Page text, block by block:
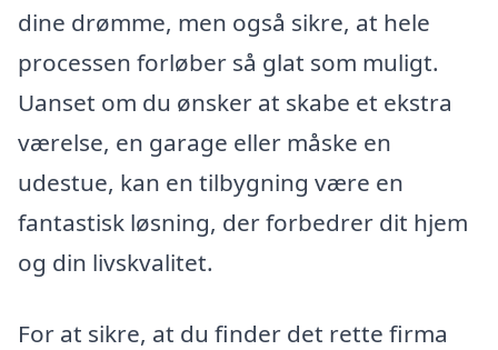
dine drømme, men også sikre, at hele
processen forløber så glat som muligt.
Uanset om du ønsker at skabe et ekstra
værelse, en garage eller måske en
udestue, kan en tilbygning være en
fantastisk løsning, der forbedrer dit hjem
og din livskvalitet.
For at sikre, at du finder det rette firma